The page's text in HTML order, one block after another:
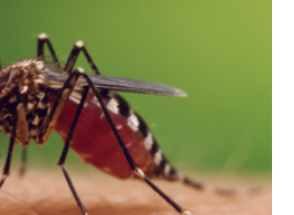
von Millionen Jahren
sticht eine Gruppe heraus,
vorkommt: die
Einige Arten
Zellfäden dichte Geflechte
Was auffällig ist: Die